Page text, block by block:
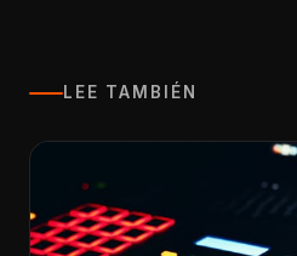
LEE TAMBIÉN